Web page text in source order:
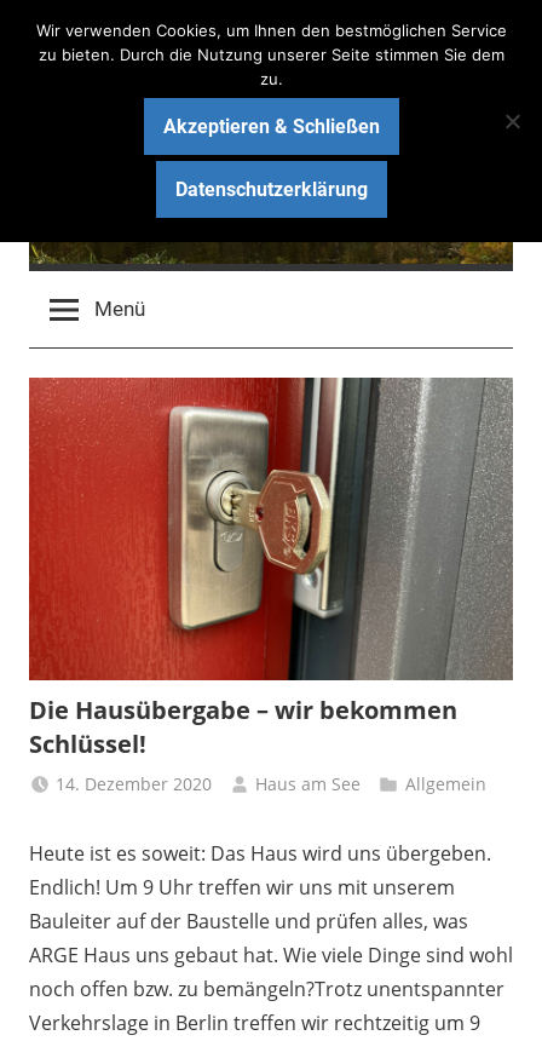
Inhalt
Haus am See Bau-Blog
Wir bauen ein schlüsselfertiges Massivhaus mit ARGE
HAUS
Menü
Die Hausübergabe – wir bekommen
Schlüssel!
14. Dezember 2020 Haus am See Allgemein
Heute ist es soweit: Das Haus wird uns übergeben.
Endlich! Um 9 Uhr treffen wir uns mit unserem
Bauleiter auf der Baustelle und prüfen alles, was
ARGE Haus uns gebaut hat. Wie viele Dinge sind wohl
noch offen bzw. zu bemängeln?Trotz unentspannter
Verkehrslage in Berlin treffen wir rechtzeitig um 9
Wir verwenden Cookies, um Ihnen den bestmöglichen Service
zu bieten. Durch die Nutzung unserer Seite stimmen Sie dem
zu.
Akzeptieren & Schließen
Datenschutzerklärung